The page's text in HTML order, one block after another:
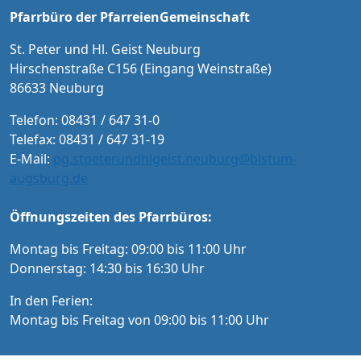
ion Neuburg und im Pfarrbüro der PG Neub
Pfarrbüro der PfarreienGemeinschaft
St. Peter und Hl. Geist Neuburg
Hirschenstraße C156 (Eingang Weinstraße)
86633 Neuburg
Telefon: 08431 / 647 31-0
Telefax: 08431 / 647 31-19
E-Mail: pg.stpeterundhlgeist.neuburg@bistum-
augsburg.de
Öffnungszeiten des Pfarrbüros:
Montag bis Freitag: 09:00 bis 11:00 Uhr
Donnerstag: 14:30 bis 16:30 Uhr
In den Ferien:
Montag bis Freitag von 09:00 bis 11:00 Uhr